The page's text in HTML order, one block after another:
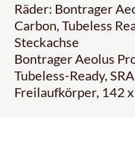
Räder: Bontrager
Carbon, Tubeless
Steckachse
Bontrager Aeolus
Tubeless-Ready,
Freilaufkörper, 142